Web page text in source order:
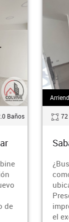
Arriendo
72 m2
el